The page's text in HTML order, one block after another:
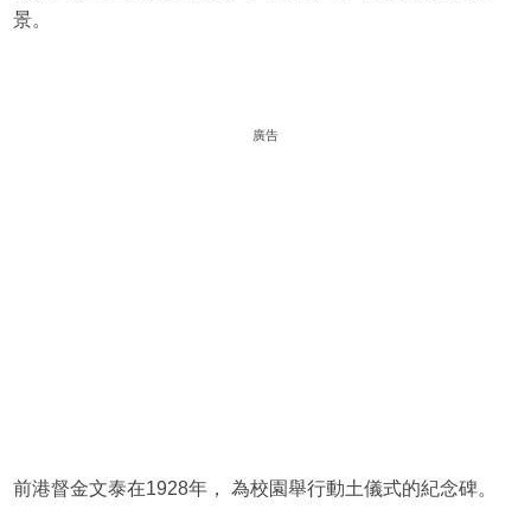
景。
廣告
前港督金文泰在1928年， 為校園舉行動土儀式的紀念碑。